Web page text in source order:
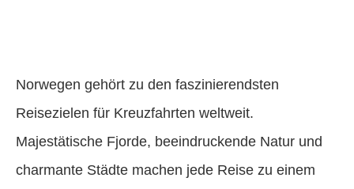
Norwegen gehört zu den faszinierendsten
Reisezielen für Kreuzfahrten weltweit.
Majestätische Fjorde, beeindruckende Natur und
charmante Städte machen jede Reise zu einem